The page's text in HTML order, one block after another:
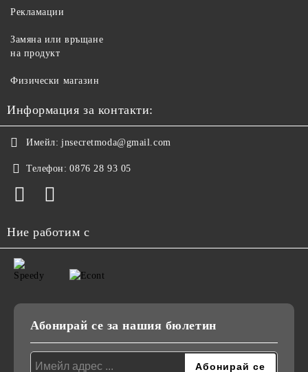
Рекламации
Замяна или връщане
на продукт
Физически магазин
Информация за контакти:
Имейл: jnsecretmoda@gmail.com
Телефон: 0876 28 93 05
Ние работим с
Абонирай се за нашия бюлетин